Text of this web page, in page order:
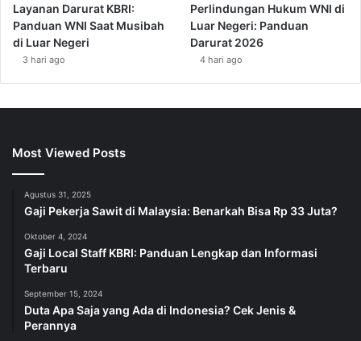
Layanan Darurat KBRI:
Panduan WNI Saat Musibah
di Luar Negeri
3 hari ago
Perlindungan Hukum WNI di
Luar Negeri: Panduan
Darurat 2026
4 hari ago
Most Viewed Posts
Agustus 31, 2025
Gaji Pekerja Sawit di Malaysia: Benarkah Bisa Rp 33 Juta?
Oktober 4, 2024
Gaji Local Staff KBRI: Panduan Lengkap dan Informasi
Terbaru
September 15, 2024
Duta Apa Saja yang Ada di Indonesia? Cek Jenis &
Perannya